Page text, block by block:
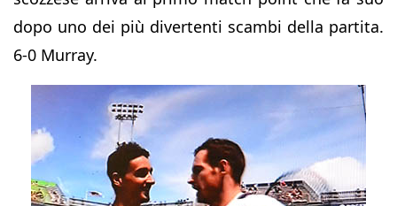
dopo uno dei più divertenti scambi della partita.
6-0 Murray.